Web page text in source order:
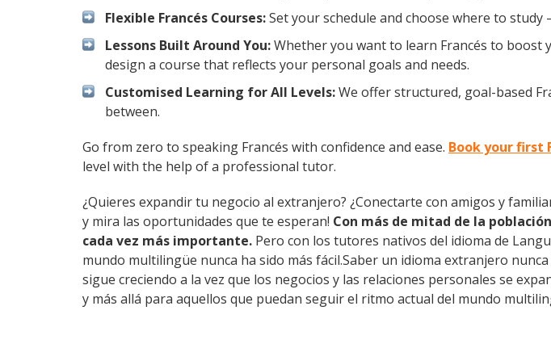
Flexible Francés Courses:Set your schedule and choose where to
Lessons Built Around You:Whether you want to learn Francés to boost
design a course that reflects your personal goals and needs.
Customised Learning for All Levels:We offer structured, goal-based
between.
Go from zero to speaking Francés with confidence and ease. Book your first
level with the help of a professional tutor.
¿Quieres expandir tu negocio al extranjero? ¿Conectarte con amigos y
y mira las oportunidades que te esperan! Con más de mitad de la
cada vez más importante. Pero con los tutores nativos del idioma de
mundo multilingüe nunca ha sido más fácil.Saber un idioma extranjero
sigue creciendo a la vez que los negocios y las relaciones personales se
y más allá para aquellos que puedan seguir el ritmo actual del mundo